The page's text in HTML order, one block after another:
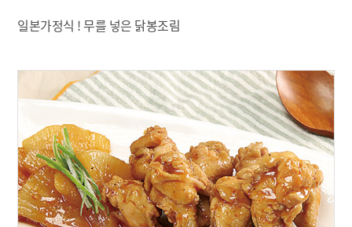
일본가정식 ! 무를 넣은 닭봉조림